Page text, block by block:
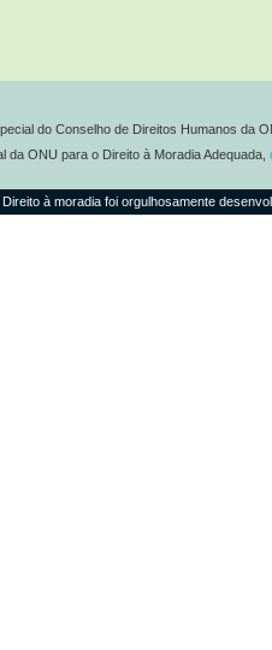
do Conselho de Direitos Humanos da
da ONU para o Direito à Moradia Adequada,
à moradia foi orgulhosamente